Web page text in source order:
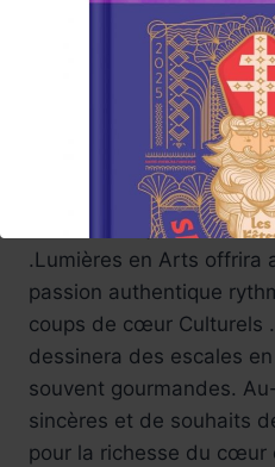
Edito de
2026 , une nouvelle
culture va réjouir
.Lumières en Arts offrira
passion authentique
coups de cœur Culturels .
dessinera des escales
souvent gourmandes.
sincères et de souhaits
pour la richesse du cœur